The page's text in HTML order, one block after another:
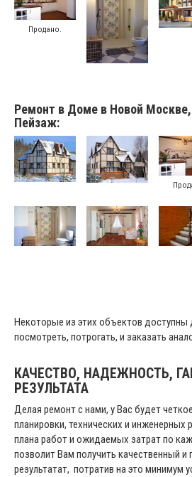
Продано.
Ремонт в Доме в Новой
Пейзаж:
Некоторые из этих объектов
посмотреть, потрогать, и заказать
КАЧЕСТВО, НАДЕЖНОСТЬ,
РЕЗУЛЬТАТА
Делая ремонт с нами, у Вас будет
планировки, технических и инженерных
плана работ и ожидаемых затрат по
позволит Вам получить качественный и
результатат, потратив на это минимум